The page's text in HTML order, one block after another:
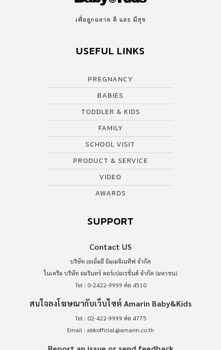
เพื่อลูกฉลาด ดี และ มีสุข
USEFUL LINKS
PREGNANCY
BABIES
TODDLER & KIDS
FAMILY
SCHOOL VISIT
PRODUCT & SERVICE
VIDEO
AWARDS
SUPPORT
Contact US
บริษัท เอเอ็มอี อิมเมจิเนทีฟ จำกัด
ในเครือ บริษัท อมรินทร์ คอร์เปอเรชั่นส์ จำกัด (มหาชน)
Tel : 0-2422-9999 ต่อ 4510
สนใจลงโฆษณากับเว็บไซต์ Amarin Baby&Kids
Tel : 02-422-9999 ต่อ 4775
Email : abkofficial@amarin.co.th